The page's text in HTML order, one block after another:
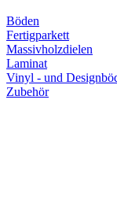
Böden
Fertigparkett
Massivholzdielen
Laminat
Vinyl - und
Zubehör